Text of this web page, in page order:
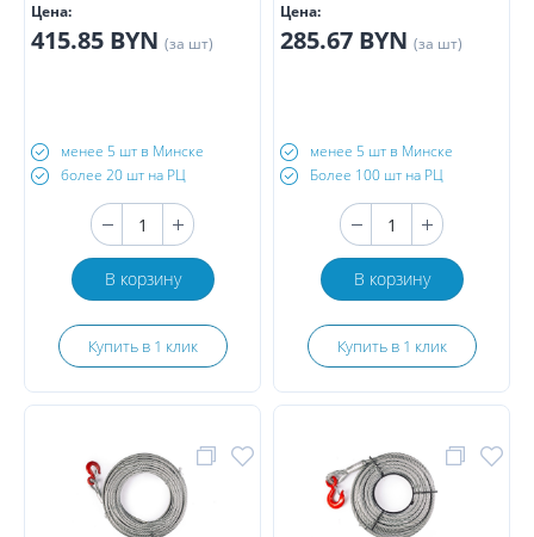
Цена:
415.85 BYN (за шт)
менее 5 шт в Минске
более 20 шт на РЦ
В корзину
Купить в 1 клик
Цена:
285.67 BYN (за шт)
менее 5 шт в Минске
Более 100 шт на РЦ
В корзину
Купить в 1 клик